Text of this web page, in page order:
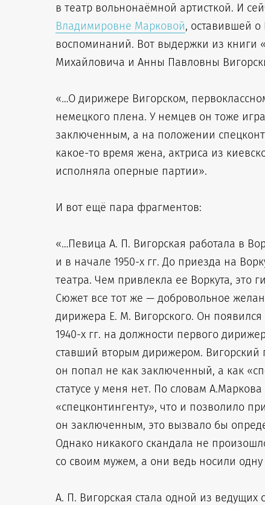
в театр вольнонаёмной артисткой. И
Владимировне Марковой, оставившей о
воспоминаний. Вот выдержки из книги
Михайловича и Анны Павловны
«…О дирижере Вигорском,
немецкого плена. У немцев он тоже
заключенным, а на положении
какое-то время жена, актриса из
исполняла оперные партии».
И вот ещё пара фрагментов:
«…Певица А. П. Вигорская работала в
и в начале 1950-х гг. До приезда на
театра. Чем привлекла ее Воркута, это
Сюжет все тот же — добровольное
дирижера Е. М. Вигорского. Он
1940-х гг. на должности первого
ставший вторым дирижером.
он попал не как заключенный, а как
статусе у меня нет. По словам
«спецконтингенту», что и позволило
он заключенным, это вызвало бы
Однако никакого скандала не
со своим мужем, а они ведь носили
А. П. Вигорская стала одной из ведущих